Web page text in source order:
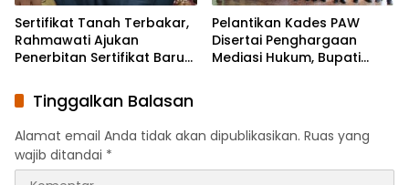
Sertifikat Tanah Terbakar,
Rahmawati Ajukan
Penerbitan Sertifikat Baru
Pelantikan Kades PAW
Disertai Penghargaan
Mediasi Hukum, Bupati
Tinggalkan Balasan
Alamat email Anda tidak akan dipublikasikan. Ruas yang
wajib ditandai *